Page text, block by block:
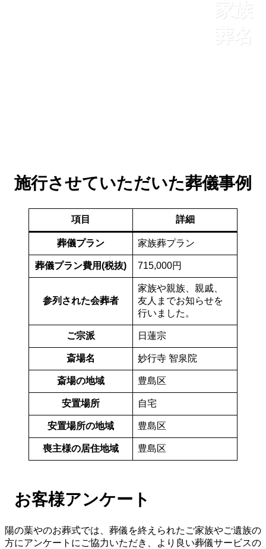
家族
葬名
施行させていただいた葬儀事例
項目 詳細
葬儀プラン 家族葬プラン
葬儀プラン費用(税抜) 715,000円︎
参列された会葬者
家族や親族、親戚、
友人までお知らせを
行いました。
ご宗派 日蓮宗
斎場名 妙行寺 智泉院
斎場の地域 豊島区
安置場所 自宅
安置場所の地域 豊島区
喪主様の居住地域 豊島区
お客様アンケート
陽の葉やのお葬式では、葬儀を終えられたご家族やご遺族の
方にアンケートにご協力いただき、より良い葬儀サービスの